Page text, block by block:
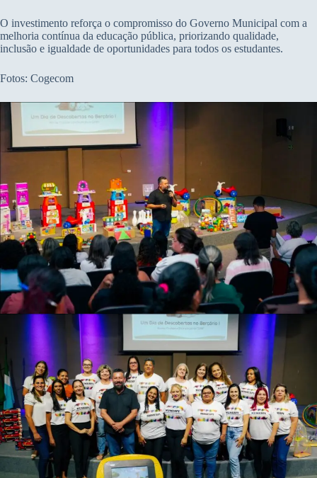
O investimento reforça o compromisso do Governo Municipal com a
melhoria contínua da educação pública, priorizando qualidade,
inclusão e igualdade de oportunidades para todos os estudantes.
Fotos: Cogecom